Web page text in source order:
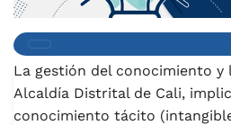
La gestión del conocimiento y
Alcaldía Distrital de Cali,
conocimiento tácito